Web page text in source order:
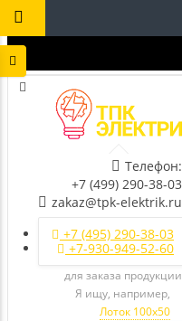
Телефон:
+7 (499) 290-38-03
zakaz@tpk-elektrik.ru
+7 (495) 290-38-03
+7-930-949-52-60
для заказа продукции
Я ищу, например,
Лоток 100х50